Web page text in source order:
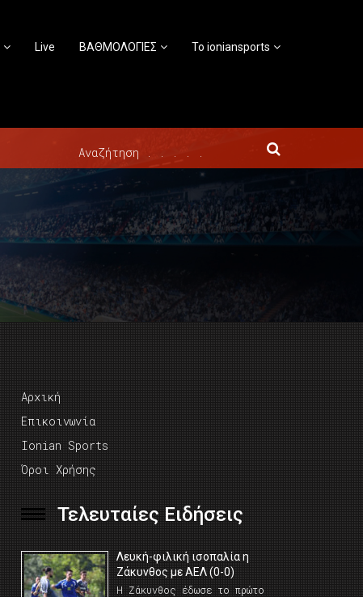
Live ΒΑΘΜΟΛΟΓΙΕΣ Το ioniansports
Αρχική
Επικοινωνία
Ionian Sports
Όροι Χρήσης
Τελευταίες Ειδήσεις
Λευκή-φιλική ισοπαλία η
Ζάκυνθος με ΑΕΛ (0-0)
Η Ζάκυνθος έδωσε το πρώτο